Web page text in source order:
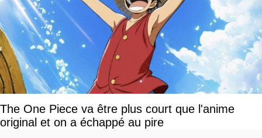
The One Piece va être plus court que l'anime
original et on a échappé au pire